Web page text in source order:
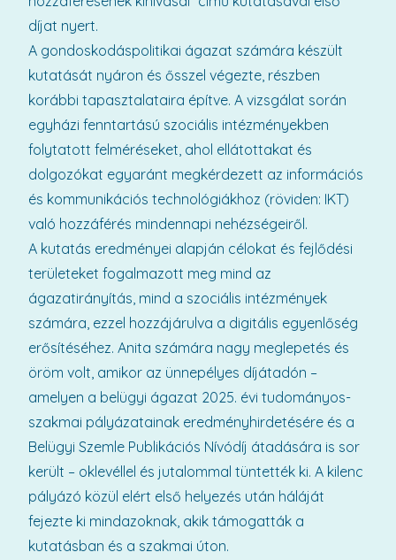
díjat nyert.
A gondoskodáspolitikai ágazat számára készült
kutatását nyáron és ősszel végezte, részben
korábbi tapasztalataira építve. A vizsgálat során
egyházi fenntartású szociális intézményekben
folytatott felméréseket, ahol ellátottakat és
dolgozókat egyaránt megkérdezett az információs
és kommunikációs technológiákhoz (röviden: IKT)
való hozzáférés mindennapi nehézségeiről.
A kutatás eredményei alapján célokat és fejlődési
területeket fogalmazott meg mind az
ágazatirányítás, mind a szociális intézmények
számára, ezzel hozzájárulva a digitális egyenlőség
erősítéséhez. Anita számára nagy meglepetés és
öröm volt, amikor az ünnepélyes díjátadón –
amelyen a belügyi ágazat 2025. évi tudományos-
szakmai pályázatainak eredményhirdetésére és a
Belügyi Szemle Publikációs Nívódíj átadására is sor
került – oklevéllel és jutalommal tüntették ki. A kilenc
pályázó közül elért első helyezés után háláját
fejezte ki mindazoknak, akik támogatták a
kutatásban és a szakmai úton.